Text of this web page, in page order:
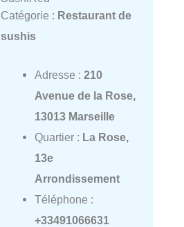
Catégorie : Restaurant de
sushis
Adresse : 210
Avenue de la Rose,
13013 Marseille
Quartier : La Rose,
13e
Arrondissement
Téléphone :
+33491066631